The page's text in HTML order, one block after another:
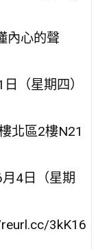
內心的聲
（星期四）
北區2樓N21
4日（星期
3kK16